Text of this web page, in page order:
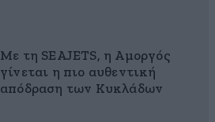
Με τη SEAJETS, η Αμοργός
γίνεται η πιο αυθεντική
απόδραση των Κυκλάδων